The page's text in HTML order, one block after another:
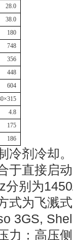
28.0
38.0
180
748
356
448
604
×315
4.8
175
186
剂冷却。
直接启
别为
为飞溅式
：高压侧